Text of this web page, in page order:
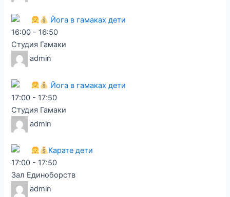
Йога в гамаках дети
16:00 - 16:50
Студия Гамаки
admin
Йога в гамаках дети
17:00 - 17:50
Студия Гамаки
admin
Карате дети
17:00 - 17:50
Зал Единоборств
admin